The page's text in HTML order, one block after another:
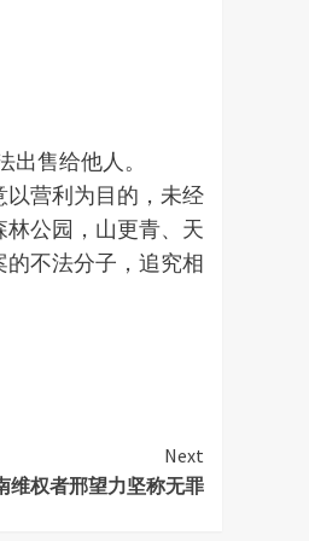
售给他人。
营利为目的，未经
公园，山更青、天
不法分子，追究相
Next
维权者邢望力坚称无罪